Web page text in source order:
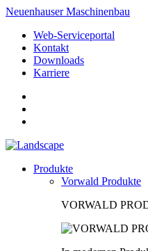
Neuenhauser Maschinenbau
Web-Serviceportal
Kontakt
Downloads
Karriere
Produkte
Vorwald Produkte
VORWALD